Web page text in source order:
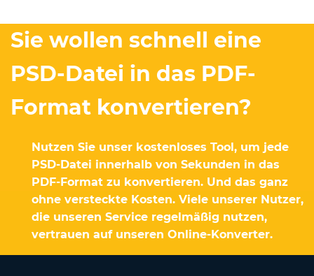
Sie wollen schnell eine
PSD-Datei in das PDF-
Format konvertieren?
Nutzen Sie unser kostenloses Tool, um jede
PSD-Datei innerhalb von Sekunden in das
PDF-Format zu konvertieren. Und das ganz
ohne versteckte Kosten. Viele unserer Nutzer,
die unseren Service regelmäßig nutzen,
vertrauen auf unseren Online-Konverter.